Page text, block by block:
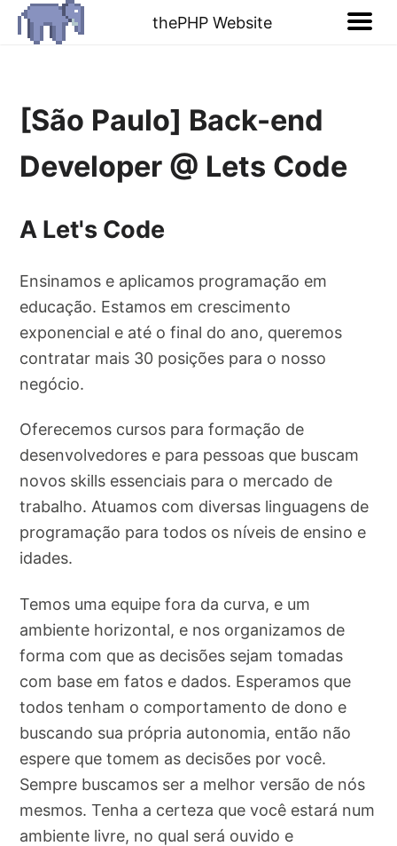
thePHP Website
[São Paulo] Back-end
Developer @ Lets Code
A Let's Code
Ensinamos e aplicamos programação em
educação. Estamos em crescimento
exponencial e até o final do ano, queremos
contratar mais 30 posições para o nosso
negócio.
Oferecemos cursos para formação de
desenvolvedores e para pessoas que buscam
novos skills essenciais para o mercado de
trabalho. Atuamos com diversas linguagens de
programação para todos os níveis de ensino e
idades.
Temos uma equipe fora da curva, e um
ambiente horizontal, e nos organizamos de
forma com que as decisões sejam tomadas
com base em fatos e dados. Esperamos que
todos tenham o comportamento de dono e
buscando sua própria autonomia, então não
espere que tomem as decisões por você.
Sempre buscamos ser a melhor versão de nós
mesmos. Tenha a certeza que você estará num
ambiente livre, no qual será ouvido e